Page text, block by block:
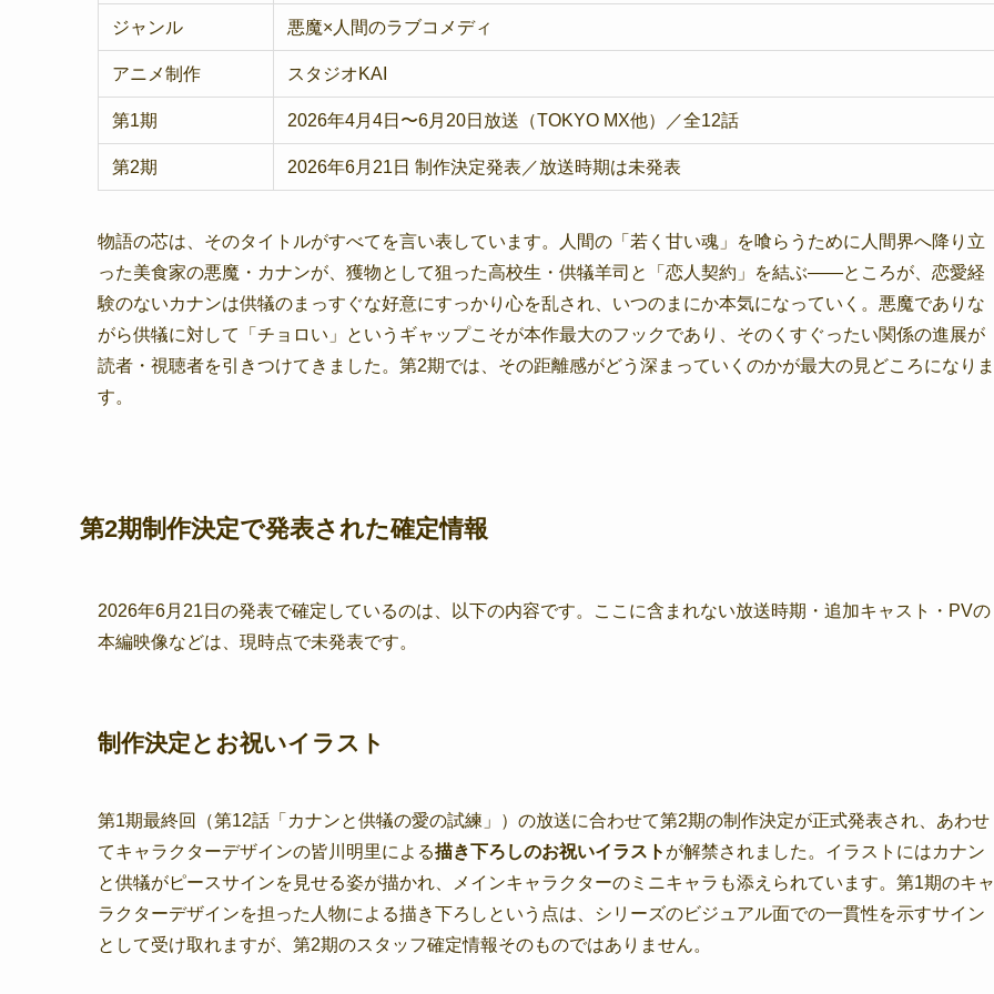
ジャンル 悪魔×人間のラブコメディ
アニメ制作 スタジオKAI
第1期 2026年4月4日〜6月20日放送（TOKYO MX他）／全12話
第2期 2026年6月21日 制作決定発表／放送時期は未発表
物語の芯は、そのタイトルがすべてを言い表しています。人間の「若く甘い魂」を喰らうために人間界へ降り立
った美食家の悪魔・カナンが、獲物として狙った高校生・供犠羊司と「恋人契約」を結ぶ——ところが、恋愛経
験のないカナンは供犠のまっすぐな好意にすっかり心を乱され、いつのまにか本気になっていく。悪魔でありな
がら供犠に対して「チョロい」というギャップこそが本作最大のフックであり、そのくすぐったい関係の進展が
読者・視聴者を引きつけてきました。第2期では、その距離感がどう深まっていくのかが最大の見どころになりま
す。
第2期制作決定で発表された確定情報
2026年6月21日の発表で確定しているのは、以下の内容です。ここに含まれない放送時期・追加キャスト・PVの
本編映像などは、現時点で未発表です。
制作決定とお祝いイラスト
第1期最終回（第12話「カナンと供犠の愛の試練」）の放送に合わせて第2期の制作決定が正式発表され、あわせ
てキャラクターデザインの皆川明里による描き下ろしのお祝いイラスト が解禁されました。イラストにはカナン
と供犠がピースサインを見せる姿が描かれ、メインキャラクターのミニキャラも添えられています。第1期のキャ
ラクターデザインを担った人物による描き下ろしという点は、シリーズのビジュアル面での一貫性を示すサイン
として受け取れますが、第2期のスタッフ確定情報そのものではありません。